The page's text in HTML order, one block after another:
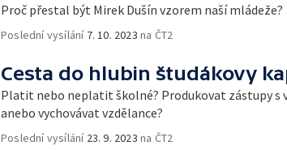
Proč přestal být Mirek Dušín vzorem naší mládeže?
Poslední vysílání 7. 10. 2023 na ČT2
Cesta do hlubin študákovy
Platit nebo neplatit školné? Produkovat zástupy s
anebo vychovávat vzdělance?
Poslední vysílání 23. 9. 2023 na ČT2